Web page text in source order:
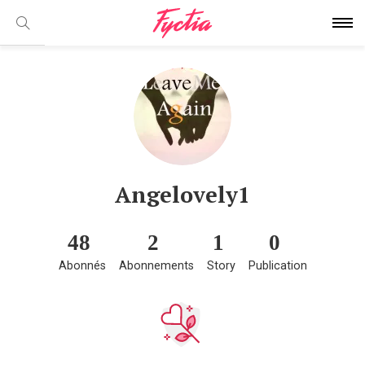
Angelovely1
48
Abonnés
2
Abonnements
1
Story
0
Publication